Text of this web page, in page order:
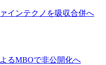
インテクノを吸収合併へ
るMBOで非公開化へ